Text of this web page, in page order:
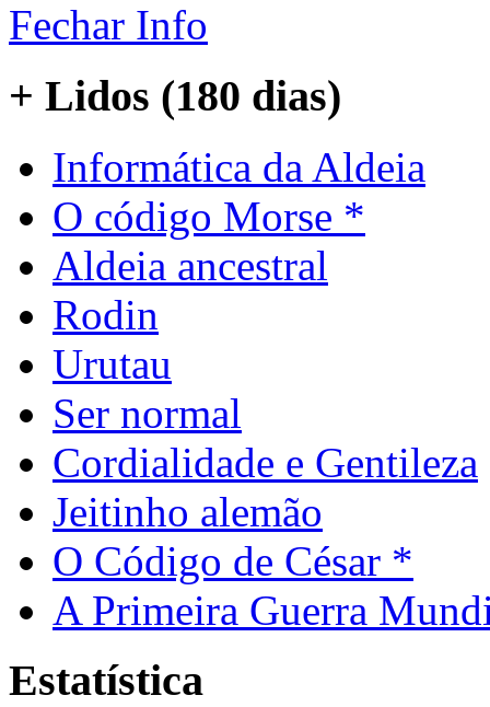
Fechar Info
+ Lidos (180 dias)
Informática da Aldeia
O código Morse *
Aldeia ancestral
Rodin
Urutau
Ser normal
Cordialidade e Gentileza
Jeitinho alemão
O Código de César *
A Primeira Guerra
Estatística